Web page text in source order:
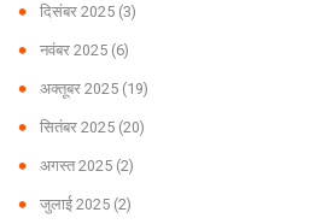
दिसंबर 2025 (3)
नवंबर 2025 (6)
अक्तूबर 2025 (19)
सितंबर 2025 (20)
अगस्त 2025 (2)
जुलाई 2025 (2)